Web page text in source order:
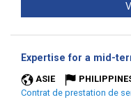
Expertise for a mid-
ASIE
Contrat de prestation de